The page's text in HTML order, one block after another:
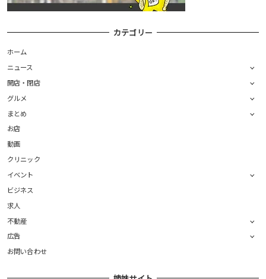
カテゴリー
ホーム
ニュース
開店・閉店
グルメ
まとめ
お店
動画
クリニック
イベント
ビジネス
求人
不動産
広告
お問い合わせ